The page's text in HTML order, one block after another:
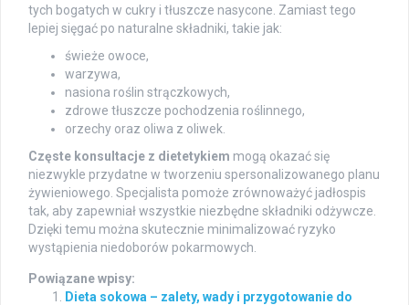
tych bogatych w cukry i tłuszcze nasycone. Zamiast tego
lepiej sięgać po naturalne składniki, takie jak:
świeże owoce,
warzywa,
nasiona roślin strączkowych,
zdrowe tłuszcze pochodzenia roślinnego,
orzechy oraz oliwa z oliwek.
Częste konsultacje z dietetykiem mogą okazać się
niezwykle przydatne w tworzeniu spersonalizowanego planu
żywieniowego. Specjalista pomoże zrównoważyć jadłospis
tak, aby zapewniał wszystkie niezbędne składniki odżywcze.
Dzięki temu można skutecznie minimalizować ryzyko
wystąpienia niedoborów pokarmowych.
Powiązane wpisy:
Dieta sokowa – zalety, wady i przygotowanie do